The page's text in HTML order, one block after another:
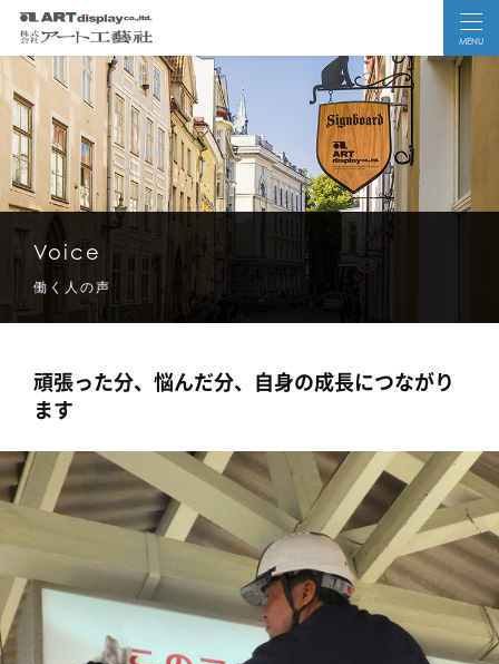
MENU
Voice
働く人の声
頑張った分、悩んだ分、自身の成長につながり
ます